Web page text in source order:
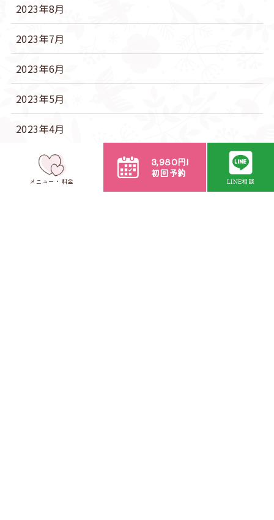
2023年8月
2023年7月
2023年6月
2023年5月
2023年4月
2022年11月
メニュー・料金
3,980円!
初回予約
LINE相談